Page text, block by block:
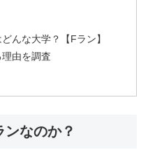
んな大学？【Fラン】
理由を調査
なのか？